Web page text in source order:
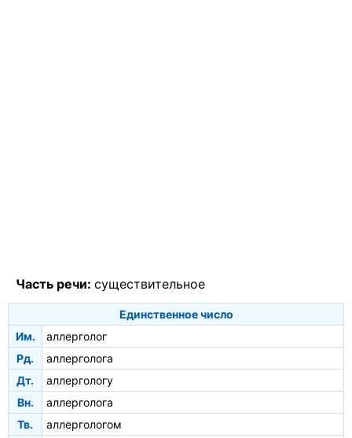
Часть речи: существительное
Единственное число
Им.
аллерголог
Рд.
аллерголога
Дт.
аллергологу
Вн.
аллерголога
Тв.
аллергологом